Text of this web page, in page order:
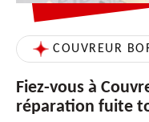
COUVREUR
Fiez-vous à
réparation fuite